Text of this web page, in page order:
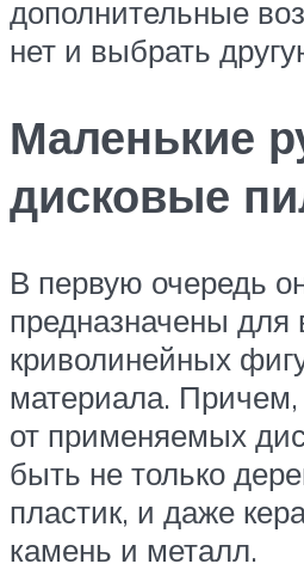
дополнительные
нет и выбрать
Маленькие
дисковые
В первую очередь
предназначены
криволинейных
материала.
от применяемых
быть не только
пластик, и даже
камень и металл.